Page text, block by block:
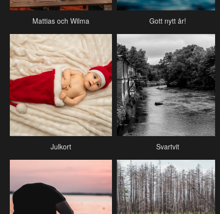
Mattias och Wilma Gott nytt år!
Julkort Svartvit